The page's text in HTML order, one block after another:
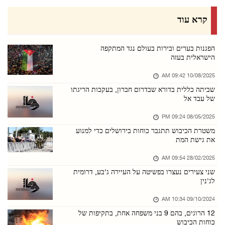
כוחות הכיבוש ממשיכים בעבודות עפר באדמות סינג' ...
73,384 הרוגים ו־174,242 פצועים מאז תחילת מלחמ ...
מתנחלים תקפו בית ופלשו לכמה אזורים במחוז בית ...
08/אוגוסט/2026 01:30 PM
כוחות הכיבוש ערכו חקירות בשטח לעשרות תושבים ב ...
ביירות: הוועדה המקצועית של המועצה הלאומית הפל ...
07/אוגוסט/2026 08:14 PM
שלושה צעירים נפצעו מדקירות בטייבה
07/אוגוסט/2026 08:10 PM
קרא עוד
הפגנות בערים ובירות בעולם נגד המתקפה
הישראלית בעזה
10/08/2025 09:42 AM
שביתה כללית בדורא שבדרום חברון, בעקבות הריגתו
של עבד אל
08/05/2025 09:24 PM
משטרת הכיבוש תתגבר כוחות בירושלים כדי למנוע
את גישת המת
28/02/2025 09:54 AM
שני צעירים נעצרו בפשיטה על העיירה ג'בע, דרומית
לג'נין
09/10/2024 10:34 AM
12 הרוגים, בהם 9 בני משפחה אחת, בתקיפות של
כוחות הכיבוש